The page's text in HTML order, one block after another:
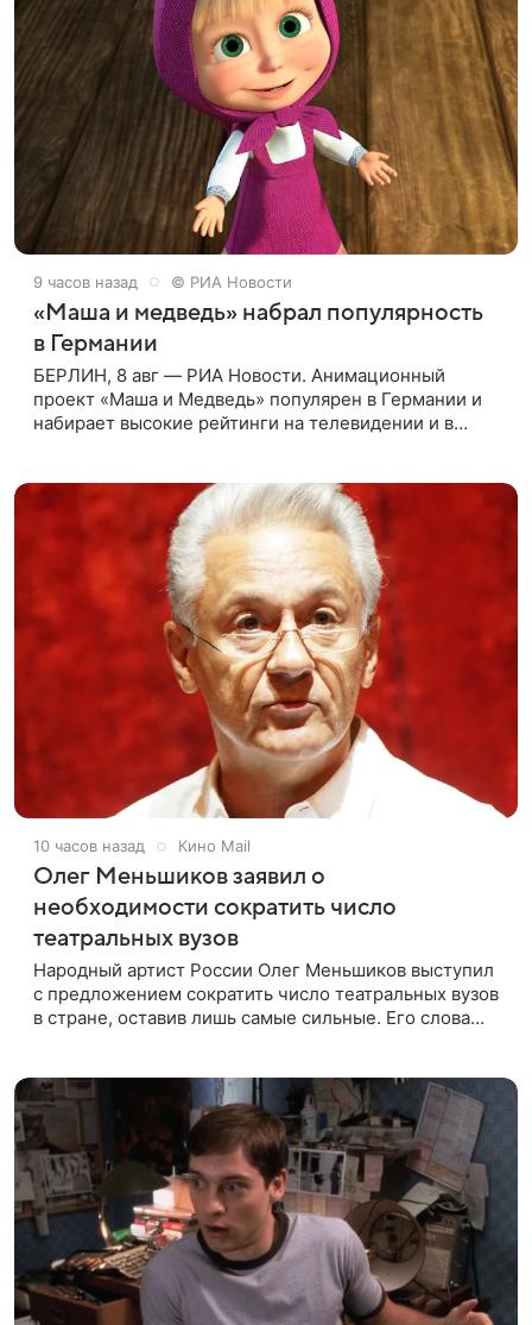
9 часов назад © РИА Новости
«Маша и медведь» набрал популярность
в Германии
БЕРЛИН, 8 авг — РИА Новости. Анимационный
проект «Маша и Медведь» популярен в Германии и
набирает высокие рейтинги на телевидении и в
10 часов назад Кино Mail
Олег Меньшиков заявил о
необходимости сократить число
театральных вузов
Народный артист России Олег Меньшиков выступил
с предложением сократить число театральных вузов
в стране, оставив лишь самые сильные. Его слова